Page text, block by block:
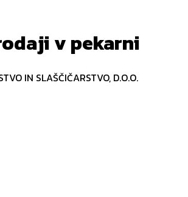
v pekarni
IN SLAŠČIČARSTVO, D.O.O.